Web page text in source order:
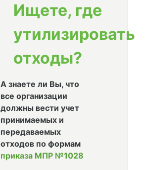
Ищете, где
утилизировать
отходы?
А знаете ли Вы, что
все организации
должны вести учет
принимаемых и
передаваемых
отходов по формам
приказа МПР №1028